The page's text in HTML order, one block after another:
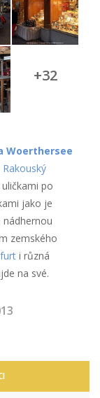
+32
Woerthersee
Rakouský
po
jako je
nádhernou
zemského
i různá
na své.